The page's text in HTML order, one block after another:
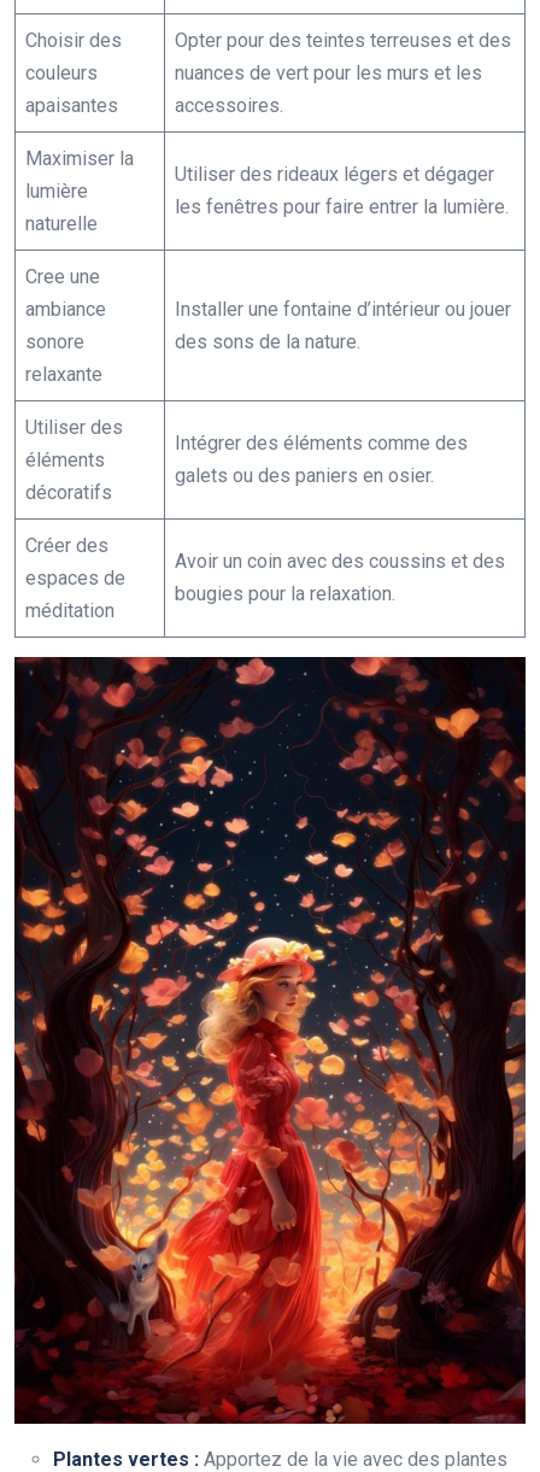
Choisir des
couleurs
apaisantes
Opter pour des teintes terreuses et des
nuances de vert pour les murs et les
accessoires.
Maximiser la
lumière
naturelle
Utiliser des rideaux légers et dégager
les fenêtres pour faire entrer la lumière.
Cree une
ambiance
sonore
relaxante
Installer une fontaine d’intérieur ou jouer
des sons de la nature.
Utiliser des
éléments
décoratifs
Intégrer des éléments comme des
galets ou des paniers en osier.
Créer des
espaces de
méditation
Avoir un coin avec des coussins et des
bougies pour la relaxation.
Plantes vertes : Apportez de la vie avec des plantes